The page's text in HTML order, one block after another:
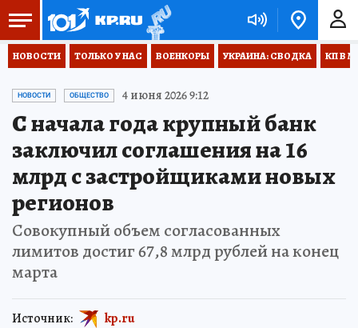
НОВОСТИ ТОЛЬКО У НАС ВОЕНКОРЫ УКРАИНА: СВОДКА КП В
НОВОСТИ ОБЩЕСТВО 4 июня 2026 9:12
С начала года крупный банк
заключил соглашения на 16
млрд с застройщиками новых
регионов
Совокупный объем согласованных
лимитов достиг 67,8 млрд рублей на конец
марта
Источник: kp.ru